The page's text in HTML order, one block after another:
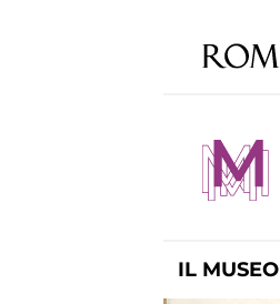
IL MUSEO